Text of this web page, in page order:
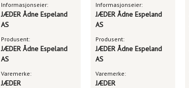
Informasjonseier:
JÆDER Ådne Espeland
AS
Produsent:
JÆDER Ådne Espeland
AS
Varemerke:
JÆDER
Informasjonseier:
JÆDER Ådne Espeland
AS
Produsent:
JÆDER Ådne Espeland
AS
Varemerke:
JÆDER